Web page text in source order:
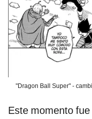
"Dragon Ball Super" -
Este momento